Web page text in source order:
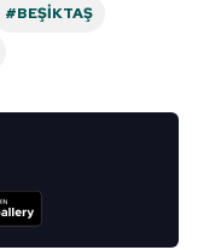
#BEŞIKTAŞ